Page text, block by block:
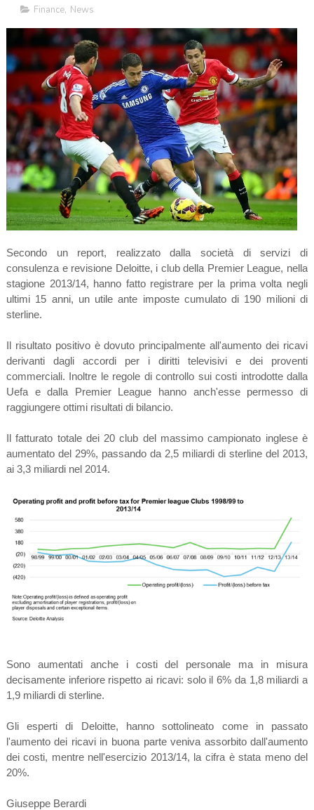
Finance, News
Secondo un report, realizzato dalla società di servizi di
consulenza e revisione Deloitte, i club della Premier League, nella
stagione 2013/14, hanno fatto registrare per la prima volta negli
ultimi 15 anni, un utile ante imposte cumulato di 190 milioni di
sterline.
Il risultato positivo è dovuto principalmente all'aumento dei ricavi
derivanti dagli accordi per i diritti televisivi e dei proventi
commerciali. Inoltre le regole di controllo sui costi introdotte dalla
Uefa e dalla Premier League hanno anch'esse permesso di
raggiungere ottimi risultati di bilancio.
Il fatturato totale dei 20 club del massimo campionato inglese è
aumentato del 29%, passando da 2,5 miliardi di sterline del 2013,
ai 3,3 miliardi nel 2014.
Sono aumentati anche i costi del personale ma in misura
decisamente inferiore rispetto ai ricavi: solo il 6% da 1,8 miliardi a
1,9 miliardi di sterline.
Gli esperti di Deloitte, hanno sottolineato come in passato
l'aumento dei ricavi in buona parte veniva assorbito dall'aumento
dei costi, mentre nell'esercizio 2013/14, la cifra è stata meno del
20%.
Giuseppe Berardi